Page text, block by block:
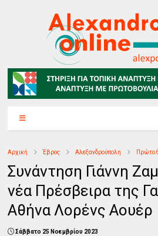
Αρχική Έβρος Αλεξανδρούπολη Πρώτο
Συνάντηση Γιάννη
νέα Πρέσβειρα της
Αθήνα Λορένς Αουέρ
Σάββατο 25 Νοεμβρίου 2023